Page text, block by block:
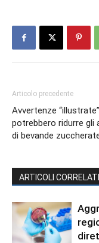
Articolo precedente
Avvertenze “illustrate”
potrebbero ridurre gli
di bevande
ARTICOLI CORRELATI